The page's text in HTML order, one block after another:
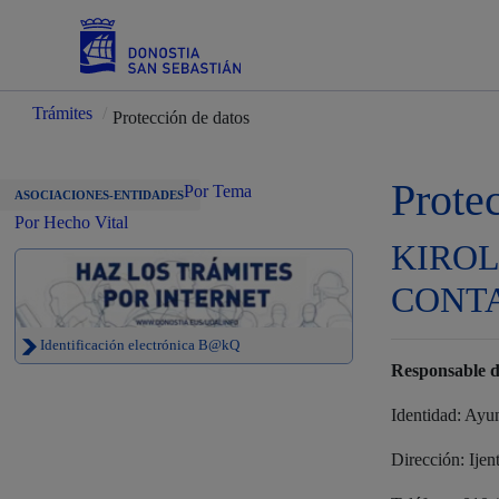
Padrón y asuntos personales
Trámites Protección de datos
ASOCIACIONES-ENTIDADESPor Tema
Por Hecho Vital
Identificación electrónica B@kQ
Responsable
Identidad:
Dirección: